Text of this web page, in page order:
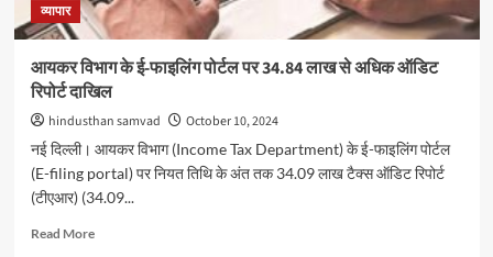
से
शुरू
बातचीत
व्यापार
आयकर विभाग के ई-फाइलिंग पोर्टल पर 34.84 लाख से अधिक ऑडिट
रिपोर्ट दाखिल
hindusthan samvad
October 10, 2024
नई दिल्ली। आयकर विभाग (Income Tax Department) के ई-फाइलिंग पोर्टल
(E-filing portal) पर नियत तिथि के अंत तक 34.09 लाख टैक्स ऑडिट रिपोर्ट
(टीएआर) (34.09...
Read MoreRead